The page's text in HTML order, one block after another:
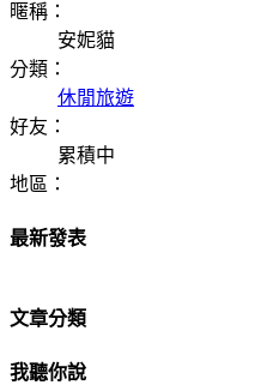
暱稱：
安妮貓
分類：
休閒旅遊
好友：
累積中
地區：
最新發表
文章分類
我聽你說